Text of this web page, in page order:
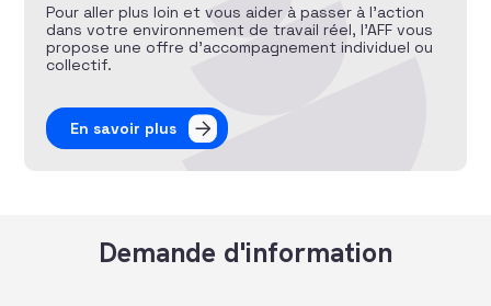
Pour aller plus loin et vous aider à passer à l’action
dans votre environnement de travail réel, l’AFF vous
propose une offre d’accompagnement individuel ou
collectif.
En savoir plus
Demande d'information